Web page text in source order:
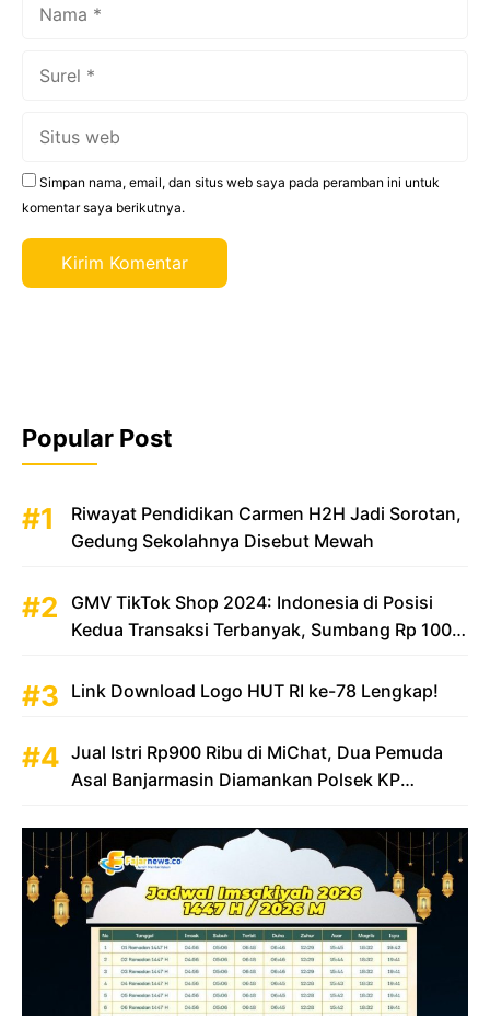
Simpan nama, email, dan situs web saya pada peramban ini untuk
komentar saya berikutnya.
Popular Post
Riwayat Pendidikan Carmen H2H Jadi Sorotan,
Gedung Sekolahnya Disebut Mewah
GMV TikTok Shop 2024: Indonesia di Posisi
Kedua Transaksi Terbanyak, Sumbang Rp 100
Link Download Logo HUT RI ke-78 Lengkap!
Jual Istri Rp900 Ribu di MiChat, Dua Pemuda
Asal Banjarmasin Diamankan Polsek KP